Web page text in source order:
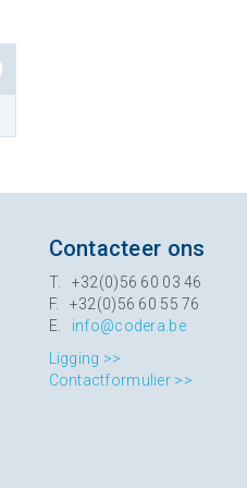
Contacteer ons
T. +32(0)56 60 03 46
F. +32(0)56 60 55 76
E. info@codera.be
Ligging >>
Contactformulier >>